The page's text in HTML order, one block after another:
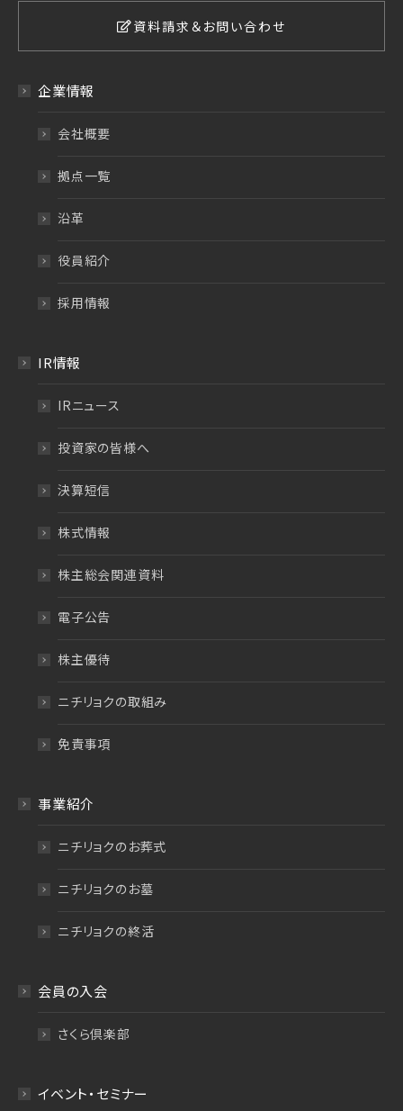
資料請求＆お問い合わせ
企業情報
会社概要
拠点一覧
沿革
役員紹介
採用情報
IR情報
IRニュース
投資家の皆様へ
決算短信
株式情報
株主総会関連資料
電子公告
株主優待
ニチリョクの取組み
免責事項
事業紹介
ニチリョクのお葬式
ニチリョクのお墓
ニチリョクの終活
会員の入会
さくら倶楽部
イベント・セミナー